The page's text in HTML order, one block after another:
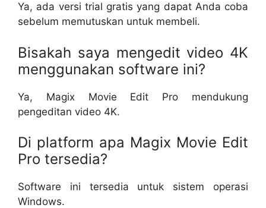
Ya, ada versi trial gratis yang dapat Anda coba
sebelum memutuskan untuk membeli.
Bisakah saya mengedit video 4K
menggunakan software ini?
Ya, Magix Movie Edit Pro mendukung
pengeditan video 4K.
Di platform apa Magix Movie Edit
Pro tersedia?
Software ini tersedia untuk sistem operasi
Windows.